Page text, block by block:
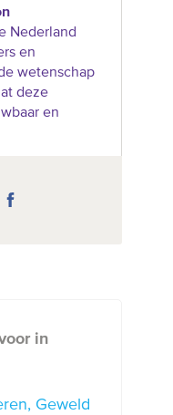
Nederland
en
wetenschap
deze
en
in
Geweld